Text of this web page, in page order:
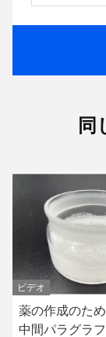
同
ビデオ
薬の作成のた
中間パラグラ